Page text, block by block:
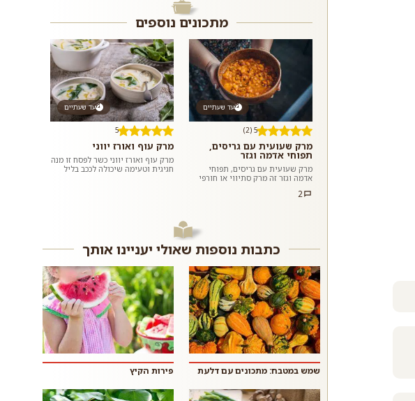
מתכונים נוספים
עד שעתיים
5 (2)
מרק שעועית עם גריסים,
תפוחי אדמה וגזר
מרק שעועית עם גריסים, תפוחי
אדמה וגזר זה מרק סתיווי או חורפי
ומשביע בזכות שפע ועושר חומרי...
2
עד שעתיים
5
מרק עוף ואורז יווני
מרק עוף ואורז יווני כשר לפסח זו מנה
חגיגית וטעימה שיכולה לככב בליל
כתבות נוספות שאולי יעניינו אותך
שמש במטבח: מתכונים עם דלעת פירות הקיץ